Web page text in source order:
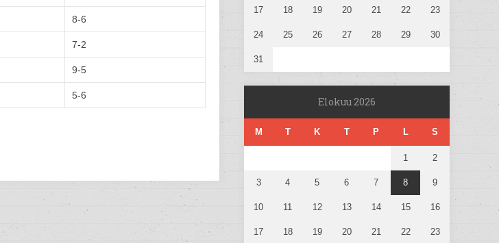
8-6
7-2
9-5
5-6
17 18 19 20 21 22 23
24 25 26 27 28 29 30
31
Elokuu 2026
M T K T P L S
1 2
3 4 5 6 7 8 9
10 11 12 13 14 15 16
17 18 19 20 21 22 23